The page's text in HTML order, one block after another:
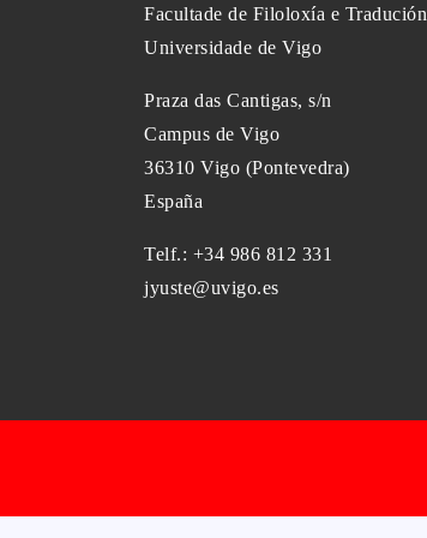
Facultade de Filoloxía e Tradución
Universidade de Vigo
Praza das Cantigas, s/n
Campus de Vigo
36310 Vigo (Pontevedra)
España
Telf.: +34 986 812 331
jyuste@uvigo.es